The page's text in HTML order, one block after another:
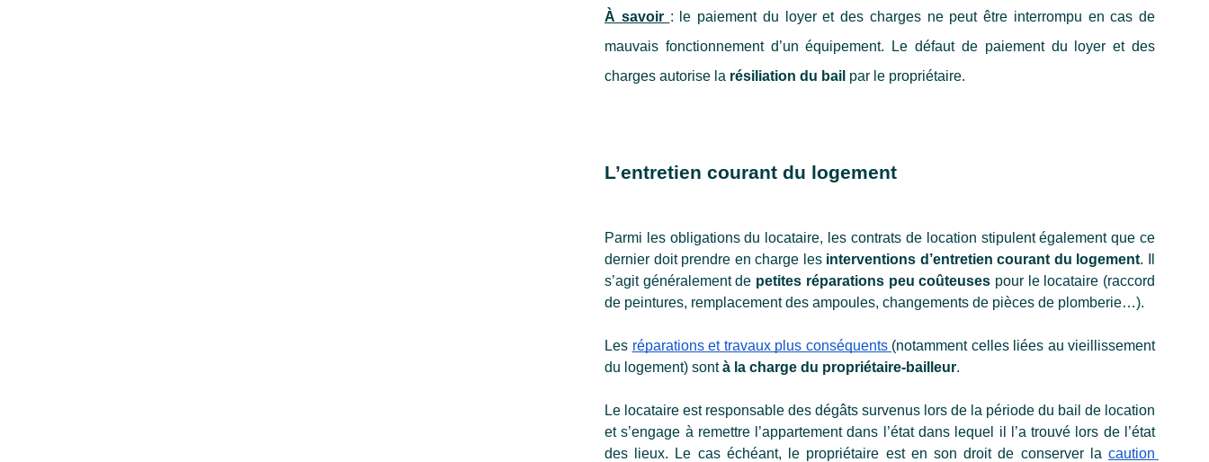
À savoir : le paiement du loyer et des charges ne peut être interrompu en cas de
mauvais fonctionnement d’un équipement. Le défaut de paiement du loyer et des
charges autorise la résiliation du bail par le propriétaire.
L’entretien courant du logement
Parmi les obligations du locataire, les contrats de location stipulent également que ce
dernier doit prendre en charge les interventions d’entretien courant du logement. Il
s’agit généralement de petites réparations peu coûteuses pour le locataire (raccord
de peintures, remplacement des ampoules, changements de pièces de plomberie…).
Les réparations et travaux plus conséquents (notamment celles liées au vieillissement
du logement) sont à la charge du propriétaire-bailleur.
Le locataire est responsable des dégâts survenus lors de la période du bail de location
et s’engage à remettre l’appartement dans l’état dans lequel il l’a trouvé lors de l’état
des lieux. Le cas échéant, le propriétaire est en son droit de conserver la caution